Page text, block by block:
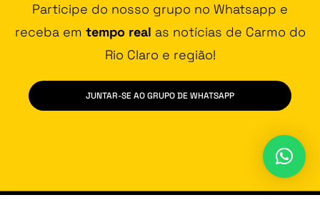
Participe do nosso grupo no Whatsapp e
receba em tempo real as notícias de Carmo do
Rio Claro e região!
JUNTAR-SE AO GRUPO DE WHATSAPP